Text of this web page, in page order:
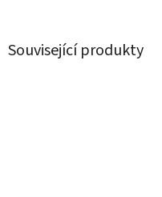
Související produkty